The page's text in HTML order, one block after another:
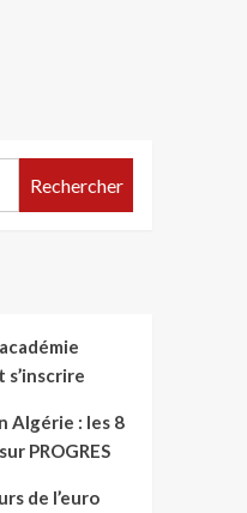
Rechercher
Algérie : les 8
PROGRES
de l’euro